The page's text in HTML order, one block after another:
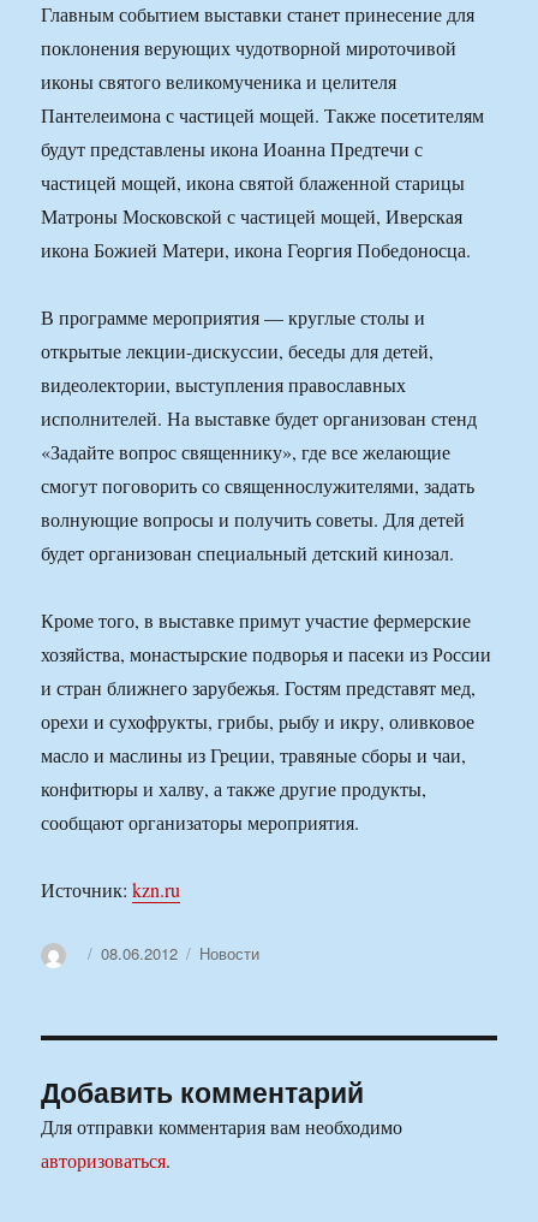
Главным событием выставки станет принесение для
поклонения верующих чудотворной мироточивой
иконы святого великомученика и целителя
Пантелеимона с частицей мощей. Также посетителям
будут представлены икона Иоанна Предтечи с
частицей мощей, икона святой блаженной старицы
Матроны Московской с частицей мощей, Иверская
икона Божией Матери, икона Георгия Победоносца.
В программе мероприятия — круглые столы и
открытые лекции-дискуссии, беседы для детей,
видеолектории, выступления православных
исполнителей. На выставке будет организован стенд
«Задайте вопрос священнику», где все желающие
смогут поговорить со священнослужителями, задать
волнующие вопросы и получить советы. Для детей
будет организован специальный детский кинозал.
Кроме того, в выставке примут участие фермерские
хозяйства, монастырские подворья и пасеки из России
и стран ближнего зарубежья. Гостям представят мед,
орехи и сухофрукты, грибы, рыбу и икру, оливковое
масло и маслины из Греции, травяные сборы и чаи,
конфитюры и халву, а также другие продукты,
сообщают организаторы мероприятия.
Источник:kzn.ru
АвторОпубликовано
08.06.2012 Рубрики
Новости
Добавить комментарий
Для отправки комментария вам необходимо
авторизоваться.